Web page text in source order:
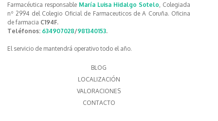
Farmacéutica responsable María Luisa Hidalgo Sotelo , Colegiada
nº 2994 del Colegio Oficial de Farmaceuticos de A Coruña. Oficina
de farmacia C194F.
Teléfonos: 634907028/981340153.
El servicio de mantendrá operativo todo el año.
BLOG
LOCALIZACIÓN
VALORACIONES
CONTACTO